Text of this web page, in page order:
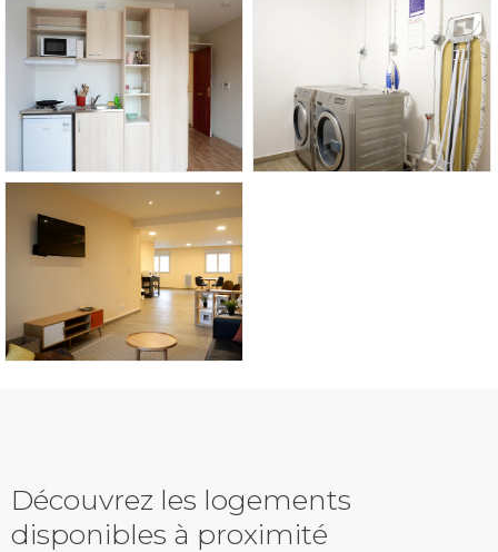
Découvrez les logements
disponibles à proximité